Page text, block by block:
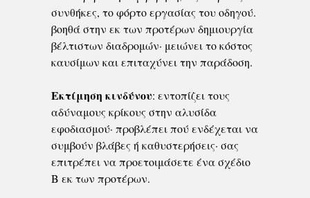
συνθήκες, το φόρτο εργασίας του οδηγού.
βοηθά στην εκ των προτέρων δημιουργία
βέλτιστων διαδρομών· μειώνει το κόστος
καυσίμων και επιταχύνει την παράδοση.
Εκτίμηση κινδύνου: εντοπίζει τους
αδύναμους κρίκους στην αλυσίδα
εφοδιασμού· προβλέπει πού ενδέχεται να
συμβούν βλάβες ή καθυστερήσεις· σας
επιτρέπει να προετοιμάσετε ένα σχέδιο
Β εκ των προτέρων.